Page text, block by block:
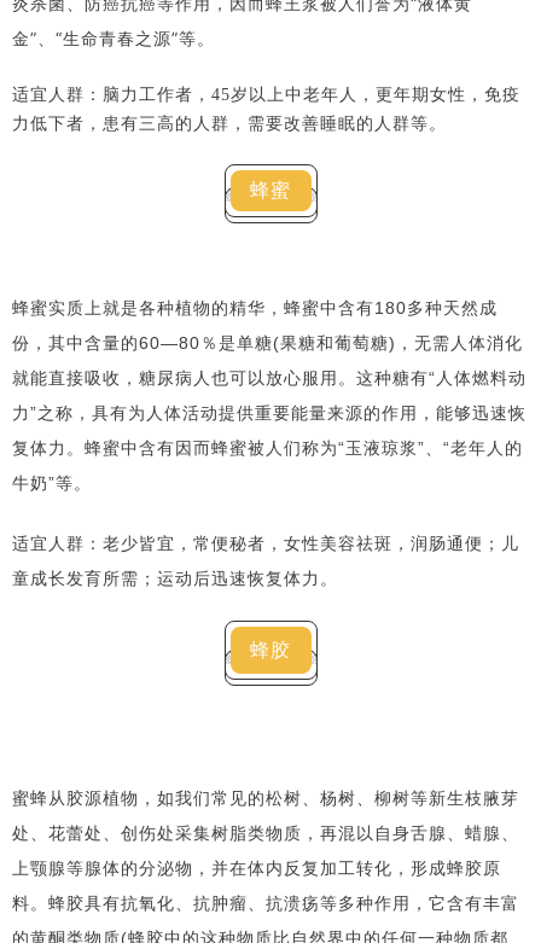
金”、“生命青春之源”等。
适宜人群：脑力工作者，45岁以上中老年人，更年期女性，免疫
力低下者，患有三高的人群，需要改善睡眠的人群等。
蜂蜜
蜂蜜实质上就是各种植物的精华， 蜂蜜中含有180多种天然成
份，其中含量的60—80％是单糖(果糖和葡萄糖)，无需人体消化
就能直接吸收，糖尿病人也可以放心服用。这种糖有“人体燃料动
力”之称，具有为人体活动提供重要能量来源的作用，能够迅速恢
复体力。蜂蜜中含有因而蜂蜜被人们称为“玉液琼浆”、“老年人的
牛奶”等。
适宜人群：老少皆宜，常便秘者，女性美容祛斑，润肠通便；儿
童成长发育所需；运动后迅速恢复体力。
蜂胶
蜜蜂从胶源植物，如我们常见的松树、杨树、柳树等新生枝腋芽
处、花蕾处、创伤处采集树脂类物质，再混以自身舌腺、蜡腺、
上颚腺等腺体的分泌物，并在体内反复加工转化，形成蜂胶原
料。蜂胶具有抗氧化、抗肿瘤、抗溃疡等多种作用，它含有丰富
的黄酮类物质(蜂胶中的这种物质比自然界中的任何一种物质都